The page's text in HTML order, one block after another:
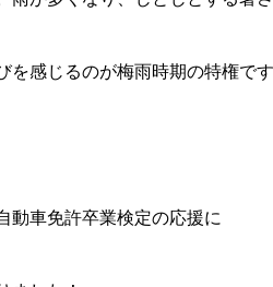
を感じるのが梅雨時期の特権で
動車免許卒業検定の応援に